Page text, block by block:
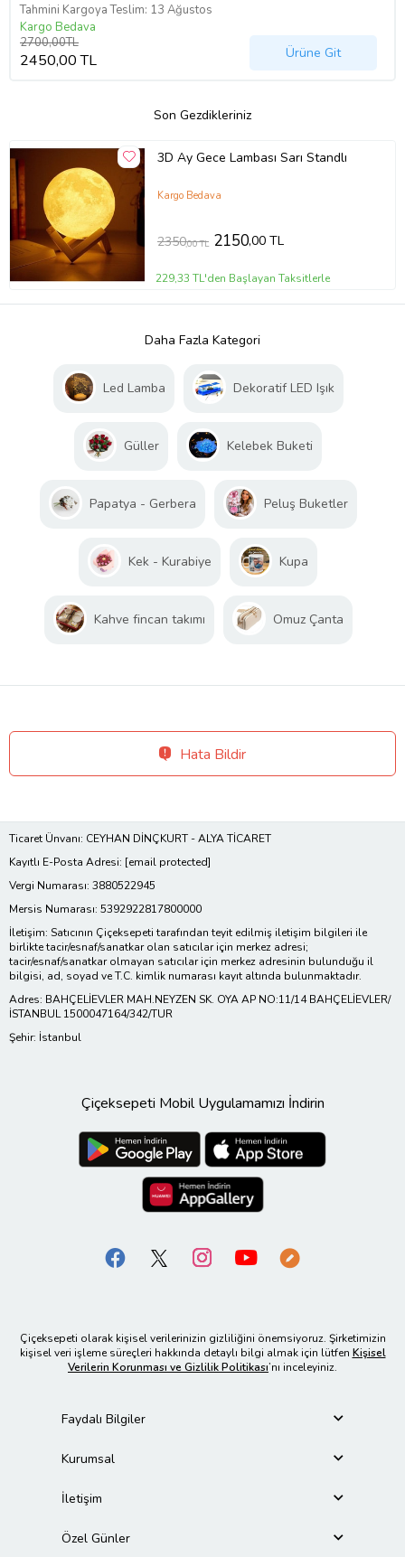
Tahmini Kargoya Teslim: 13 Ağustos
Kargo Bedava
2700,00TL
2450,00 TL Ürüne Git
Son Gezdikleriniz
3D Ay Gece Lambası Sarı Standlı
Kargo Bedava
2350,00 TL 2150,00 TL
229,33 TL'den Başlayan Taksitlerle
Daha Fazla Kategori
Led Lamba Dekoratif LED Işık
Güller Kelebek Buketi
Papatya - Gerbera Peluş Buketler
Kek - Kurabiye Kupa
Kahve fincan takımı Omuz Çanta
Hata Bildir
Ticaret Ünvanı: CEYHAN DİNÇKURT - ALYA TİCARET
Kayıtlı E-Posta Adresi: [email protected]
Vergi Numarası: 3880522945
Mersis Numarası: 5392922817800000
İletişim: Satıcının Çiçeksepeti tarafından teyit edilmiş iletişim bilgileri ile
birlikte tacir/esnaf/sanatkar olan satıcılar için merkez adresi;
tacir/esnaf/sanatkar olmayan satıcılar için merkez adresinin bulunduğu il
bilgisi, ad, soyad ve T.C. kimlik numarası kayıt altında bulunmaktadır.
Adres: BAHÇELİEVLER MAH.NEYZEN SK. OYA AP NO:11/14 BAHÇELİEVLER/
İSTANBUL 1500047164/342/TUR
Şehir: İstanbul
Çiçeksepeti Mobil Uygulamamızı İndirin
Çiçeksepeti olarak kişisel verilerinizin gizliliğini önemsiyoruz. Şirketimizin
kişisel veri işleme süreçleri hakkında detaylı bilgi almak için lütfen Kişisel
Verilerin Korunması ve Gizlilik Politikası’nı inceleyiniz.
Faydalı Bilgiler
Kurumsal
İletişim
Özel Günler